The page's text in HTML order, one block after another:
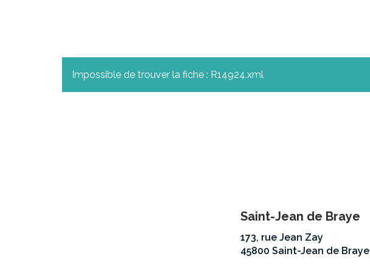
Impossible de trouver la fiche : R14924.xml
Saint-Jean de Braye
173, rue Jean Zay
45800 Saint-Jean de Braye